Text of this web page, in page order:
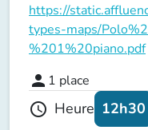
https://
types-maps/
%201%20piano.pdf
person 1 place
schedule Heure 12h30